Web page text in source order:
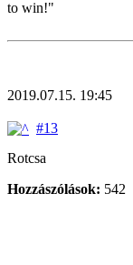
to win!"
2019.07.15. 19:45
#13
Rotcsa
Hozzászólások: 542